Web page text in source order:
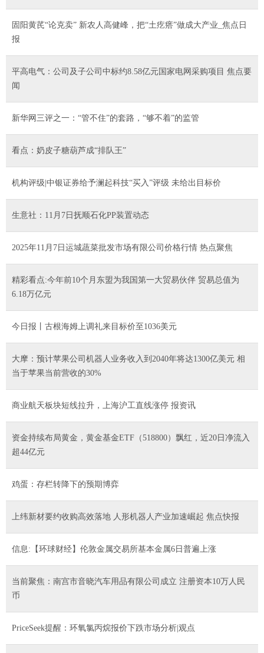
固阳黄芪“论克卖” 新农人高健峰，把“土疙瘩”做成大产业_焦点日
报
平高电气：公司及子公司中标约8.58亿元国家电网采购项目 焦点要
闻
新华网三评之一：“管不住”的套路，“够不着”的监管
看点：奶皮子糖葫芦成“排队王”
机构评级|中银证券给予澜起科技“买入”评级 未给出目标价
生意社：11月7日抚顺石化PP装置动态
2025年11月7日运城蔬菜批发市场有限公司价格行情 热点聚焦
精彩看点:今年前10个月东盟为我国第一大贸易伙伴 贸易总值为
6.18万亿元
今日报丨古根海姆上调礼来目标价至1036美元
大摩：预计苹果公司机器人业务收入到2040年将达1300亿美元 相
当于苹果当前营收的30%
商业航天板块短线拉升，上海沪工直线涨停 报资讯
资金持续布局黄金，黄金基金ETF（518800）飘红，近20日净流入
超44亿元
鸡蛋：存栏转降下的预期博弈
上纬新材要约收购高效落地 人形机器人产业加速崛起 焦点快报
信息:【环球财经】伦敦金属交易所基本金属6日普遍上涨
当前聚焦：南宫市音晓汽车用品有限公司成立 注册资本10万人民
币
PriceSeek提醒：环氧氯丙烷报价下跌市场分析|观点